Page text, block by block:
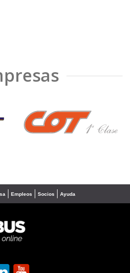
❯
Empleos Socios Ayuda